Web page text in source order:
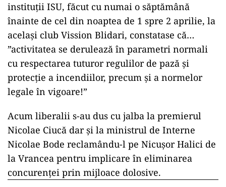
instituții ISU, făcut cu numai o săptămână
înainte de cel din noaptea de 1 spre 2 aprilie, la
același club Vission Blidari, constatase că…
”activitatea se derulează în parametri normali
cu respectarea tuturor regulilor de pază și
protecție a incendiilor, precum și a normelor
legale în vigoare!”
Acum liberalii s-au dus cu jalba la premierul
Nicolae Ciucă dar și la ministrul de Interne
Nicolae Bode reclamându-l pe Nicușor Halici de
la Vrancea pentru implicare în eliminarea
concurenței prin mijloace dolosive.